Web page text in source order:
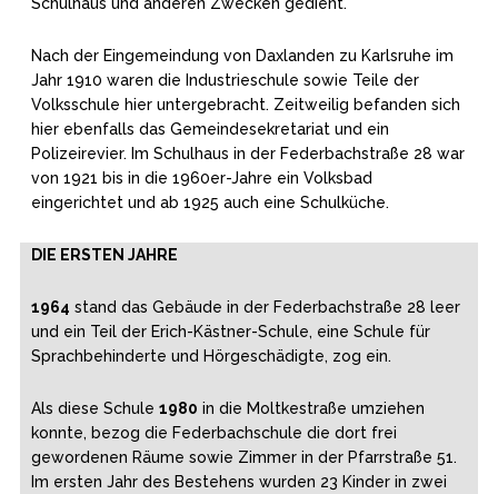
Schulhaus und anderen Zwecken gedient.
Nach der Eingemeindung von Daxlanden zu Karlsruhe im
Jahr 1910 waren die Industrieschule sowie Teile der
Volksschule hier untergebracht. Zeitweilig befanden sich
hier ebenfalls das Gemeindesekretariat und ein
Polizeirevier. Im Schulhaus in der Federbachstraße 28 war
von 1921 bis in die 1960er-Jahre ein Volksbad
eingerichtet und ab 1925 auch eine Schulküche.
DIE ERSTEN JAHRE
1964 stand das Gebäude in der Federbachstraße 28 leer
und ein Teil der Erich-Kästner-Schule, eine Schule für
Sprachbehinderte und Hörgeschädigte, zog ein.
Als diese Schule 1980 in die Moltkestraße umziehen
konnte, bezog die Federbachschule die dort frei
gewordenen Räume sowie Zimmer in der Pfarrstraße 51.
Im ersten Jahr des Bestehens wurden 23 Kinder in zwei